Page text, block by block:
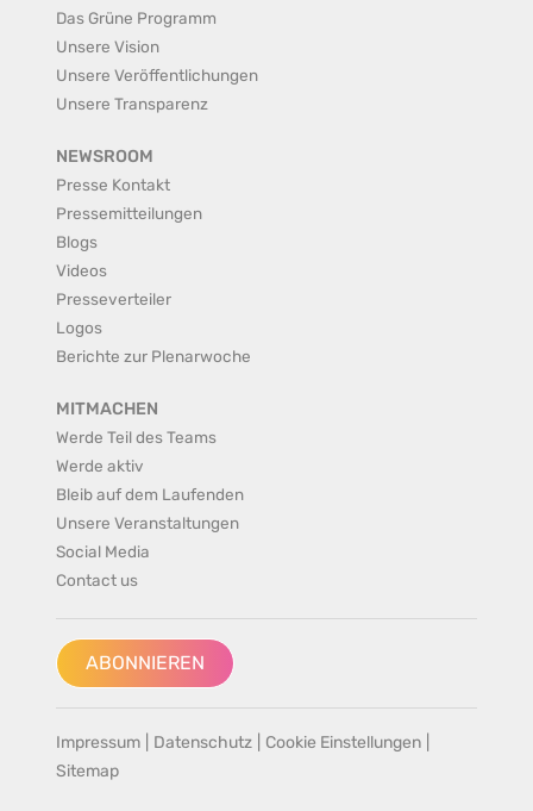
Das Grüne Programm
Unsere Vision
Unsere Veröffentlichungen
Unsere Transparenz
NEWSROOM
Presse Kontakt
Pressemitteilungen
Blogs
Videos
Presseverteiler
Logos
Berichte zur Plenarwoche
MITMACHEN
Werde Teil des Teams
Werde aktiv
Bleib auf dem Laufenden
Unsere Veranstaltungen
Social Media
Contact us
ABONNIEREN
Impressum Datenschutz Cookie Einstellungen
Sitemap